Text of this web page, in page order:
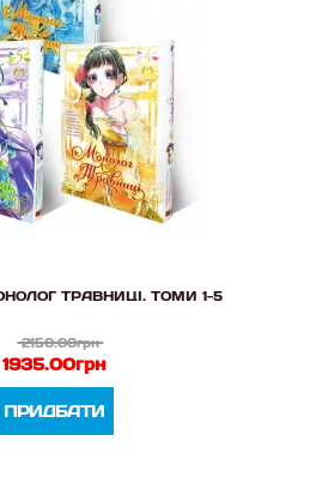
ТРАВНИЦІ. ТОМИ 1-5
2150.00грн
1935.00грн
ПРИДБАТИ